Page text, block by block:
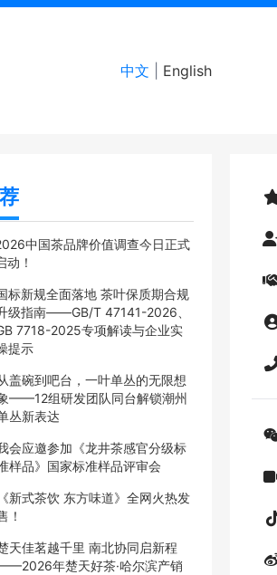
中文 English
中国茶品牌价值调查今日正式
动！
标新规全面落地 茶叶保质期合规
级指南——GB/T 47141-2026、
7718-2025专项解读与企业实
提示
盖碗到吧台，一叶单丛的无限想
——12组研发团队同台解锁潮州
丛新表达
会应邀参加《龙井茶感官分级标
样品》国家标准样品评审会
《新式茶饮 东方味道》全网火热发
！
天佳茗越千里 南北协同启新程
年楚天好茶·哈尔滨产销